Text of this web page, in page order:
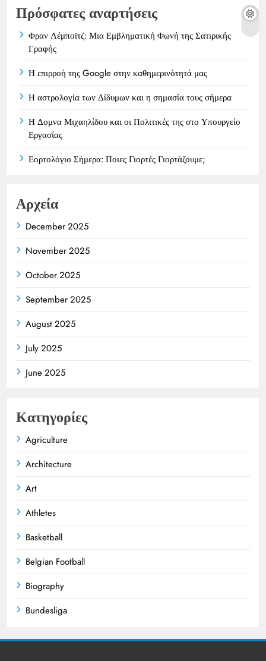
Πρόσφατες αναρτήσεις
Φραν Λέμποϊτζ: Μια Εμβληματική Φωνή της Σατιρικής
Γραφής
Η επιρροή της Google στην καθημερινότητά μας
Η αστρολογία των Δίδυμων και η σημασία τους σήμερα
Η Δομνα Μιχαηλίδου και οι Πολιτικές της στο Υπουργείο
Εργασίας
Εορτολόγιο Σήμερα: Ποιες Γιορτές Γιορτάζουμε;
Αρχεία
December 2025
November 2025
October 2025
September 2025
August 2025
July 2025
June 2025
Κατηγορίες
Agriculture
Architecture
Art
Athletes
Basketball
Belgian Football
Biography
Bundesliga